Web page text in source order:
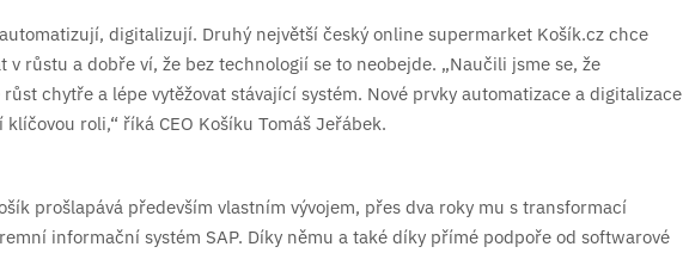
digitalizují. Druhý největší český online supermarket Košík.cz chce
v růstu a dobře ví, že bez technologií se to neobejde. „Naučili jsme se, že
růst chytře a lépe vytěžovat stávající systém. Nové prvky automatizace a digitalizace
roli,“ říká CEO Košíku Tomáš Jeřábek.
prošlapává především vlastním vývojem, přes dva roky mu s transformací
informační systém SAP. Díky němu a také díky přímé podpoře od softwarové